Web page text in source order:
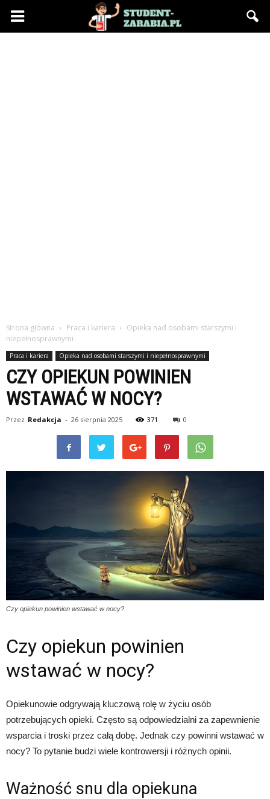
Blog
Strona główna Praca i kariera
Opieka nad osobami starszymi i
niepełnosprawnymi
Praca i kariera Opieka nad osobami starszymi i niepełnosprawnymi
CZY OPIEKUN POWINIEN
WSTAWAĆ W NOCY?
Przez Redakcja - 26 sierpnia 2025 371 0
Czy opiekun powinien wstawać w nocy?
Czy opiekun powinien
wstawać w nocy?
Opiekunowie odgrywają kluczową rolę w życiu osób
potrzebujących opieki. Często są odpowiedzialni za zapewnienie
wsparcia i troski przez całą dobę. Jednak czy powinni wstawać w
nocy? To pytanie budzi wiele kontrowersji i różnych opinii.
Ważność snu dla opiekuna